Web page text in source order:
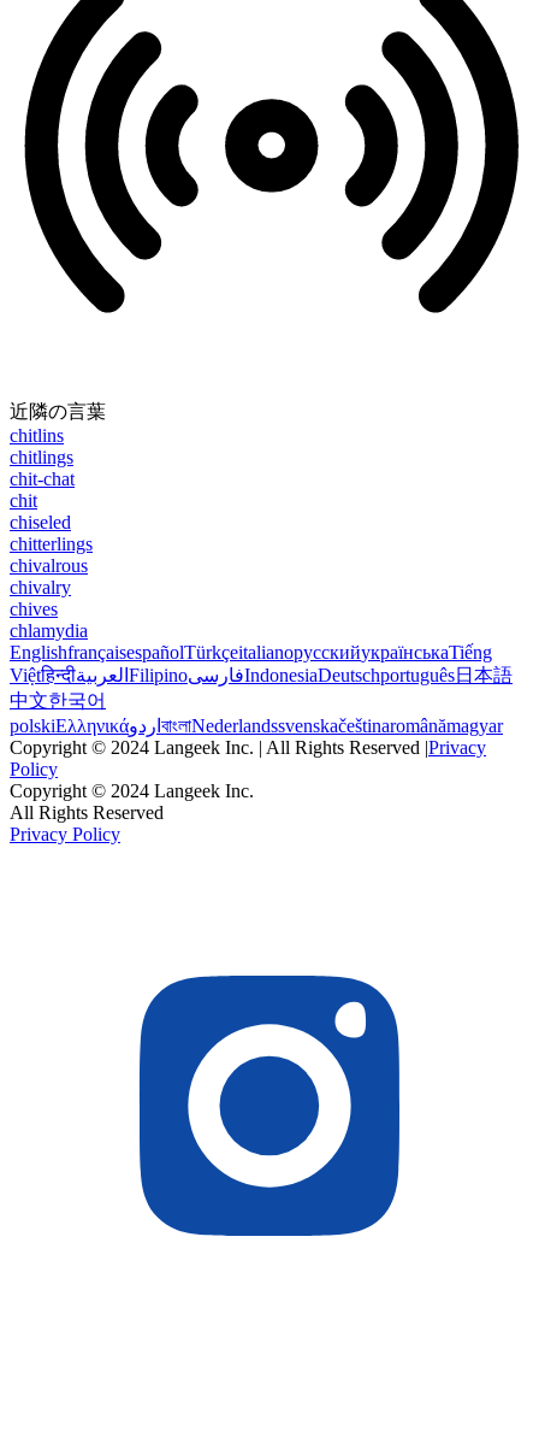
近隣の言葉
chitlins
chitlings
chit-chat
chit
chiseled
chitterlings
chivalrous
chivalry
chives
chlamydia
EnglishfrançaisespañolTürkçeitalianoрусскийукраїнськаTiếng
Việtहिन्दीالعربية FilipinoفارسیIndonesiaDeutschportuguês日本語
中文한국어
polskiΕλληνικάاردو বাংলাNederlandssvenskačeštinaromânămagyar
Copyright © 2024 Langeek Inc. | All Rights Reserved |Privacy
Policy
Copyright © 2024 Langeek Inc.
All Rights Reserved
Privacy Policy